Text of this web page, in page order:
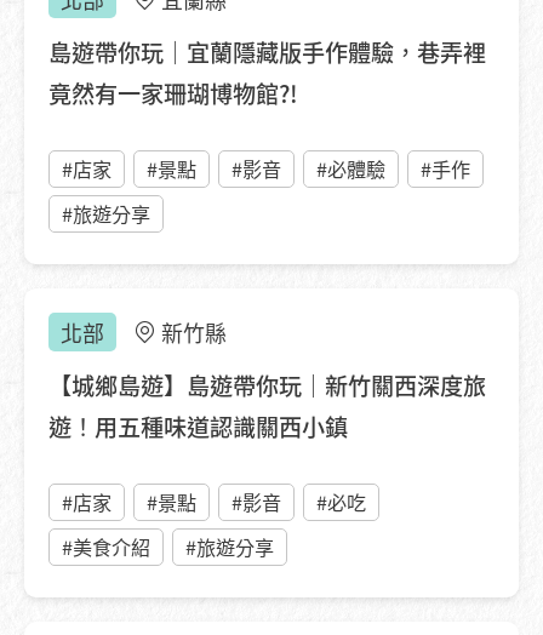
島遊帶你玩｜宜蘭隱藏版手作體驗，巷弄裡
竟然有一家珊瑚博物館?!
#店家 #景點 #影音 #必體驗
#手作
#旅遊分享
北部 新竹縣
【城鄉島遊】島遊帶你玩｜新竹關西深度旅
遊！用五種味道認識關西小鎮
#店家 #景點 #影音
#必吃
#美食介紹
#旅遊分享